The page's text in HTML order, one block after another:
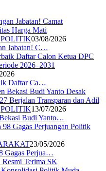
POLITIK03/08/2026
Jabatan! C…
Daftar Ca…
POLITIK13/07/2026
Budi Yanto…
23/05/2026
Gagas Perjua…